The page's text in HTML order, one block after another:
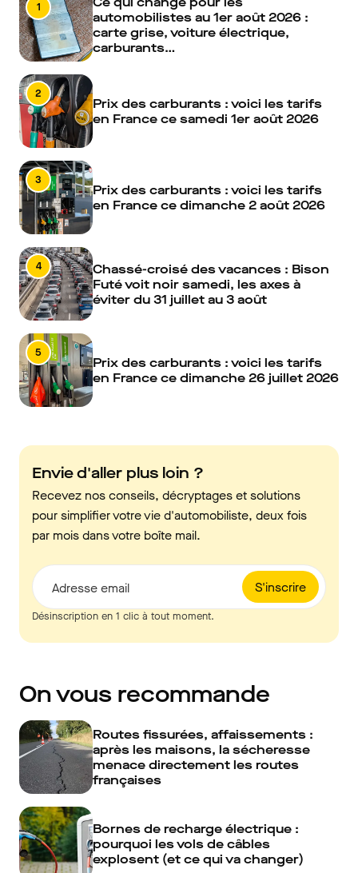
1
automobilistes au 1er août 2026 :
carte grise, voiture électrique,
carburants…
2
Prix des carburants : voici les tarifs
en France ce samedi 1er août 2026
3
Prix des carburants : voici les tarifs
en France ce dimanche 2 août 2026
4
Chassé-croisé des vacances : Bison
Futé voit noir samedi, les axes à
éviter du 31 juillet au 3 août
5
Prix des carburants : voici les tarifs
en France ce dimanche 26 juillet 2026
Envie d'aller plus loin ?
Recevez nos conseils, décryptages et solutions
pour simplifier votre vie d'automobiliste, deux fois
par mois dans votre boîte mail.
S'inscrire
Adresse email
Désinscription en 1 clic à tout moment.
On vous recommande
Routes fissurées, affaissements :
après les maisons, la sécheresse
menace directement les routes
françaises
Bornes de recharge électrique :
pourquoi les vols de câbles
explosent (et ce qui va changer)